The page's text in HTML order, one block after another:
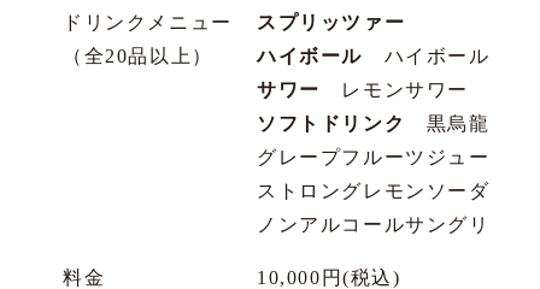
ドリンクメニュー
（全20品以上）
スプリッツァー
ハイボール ハイボール／三
サワー
レモンサワー
ソフトドリンク
黒烏龍茶／
グレープフルーツジュース／
ストロングレモンソーダ／
ノンアルコールサングリア
料金 10,000円(税込)